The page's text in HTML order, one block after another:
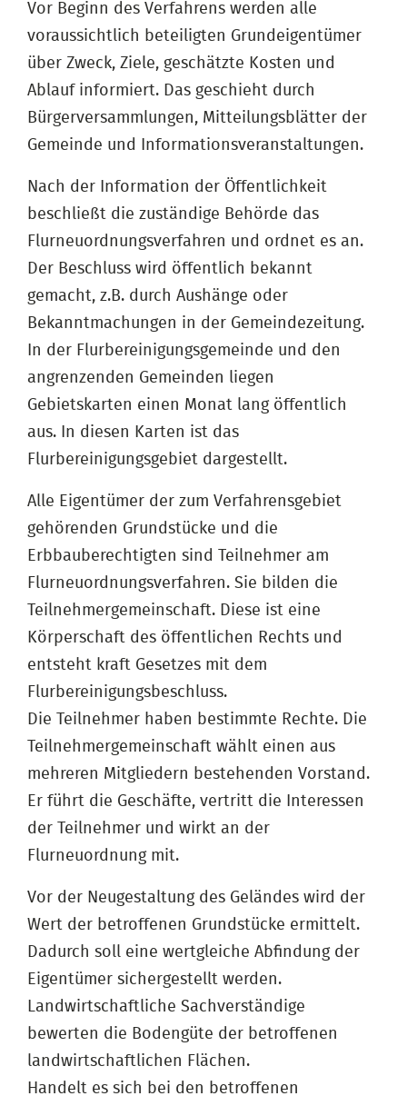
Vor Beginn des Verfahrens werden alle
voraussichtlich beteiligten Grundeigentümer
über Zweck, Ziele, geschätzte Kosten und
Ablauf informiert. Das geschieht durch
Bürgerversammlungen, Mitteilungsblätter der
Gemeinde und Informationsveranstaltungen.
Nach der Information der Öffentlichkeit
beschließt die zuständige Behörde das
Flurneuordnungsverfahren und ordnet es an.
Der Beschluss wird öffentlich bekannt
gemacht, z.B. durch Aushänge oder
Bekanntmachungen in der Gemeindezeitung.
In der Flurbereinigungsgemeinde und den
angrenzenden Gemeinden liegen
Gebietskarten einen Monat lang öffentlich
aus. In diesen Karten ist das
Flurbereinigungsgebiet dargestellt.
Alle Eigentümer der zum Verfahrensgebiet
gehörenden Grundstücke und die
Erbbauberechtigten sind Teilnehmer am
Flurneuordnungsverfahren. Sie bilden die
Teilnehmergemeinschaft. Diese ist eine
Körperschaft des öffentlichen Rechts und
entsteht kraft Gesetzes mit dem
Flurbereinigungsbeschluss.
Die Teilnehmer haben bestimmte Rechte. Die
Teilnehmergemeinschaft wählt einen aus
mehreren Mitgliedern bestehenden Vorstand.
Er führt die Geschäfte, vertritt die Interessen
der Teilnehmer und wirkt an der
Flurneuordnung mit.
Vor der Neugestaltung des Geländes wird der
Wert der betroffenen Grundstücke ermittelt.
Dadurch soll eine wertgleiche Abfindung der
Eigentümer sichergestellt werden.
Landwirtschaftliche Sachverständige
bewerten die Bodengüte der betroffenen
landwirtschaftlichen Flächen.
Handelt es sich bei den betroffenen